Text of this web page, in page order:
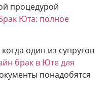
процедурой
Юта: полное
один из супругов
брак в Юте для
понадобятся